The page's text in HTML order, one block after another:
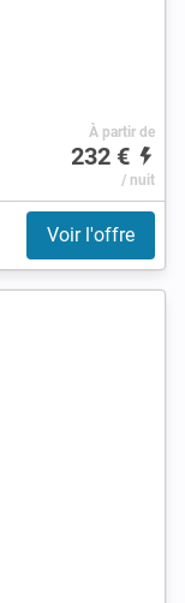
À partir de
232 €
/ nuit
Voir l'offre